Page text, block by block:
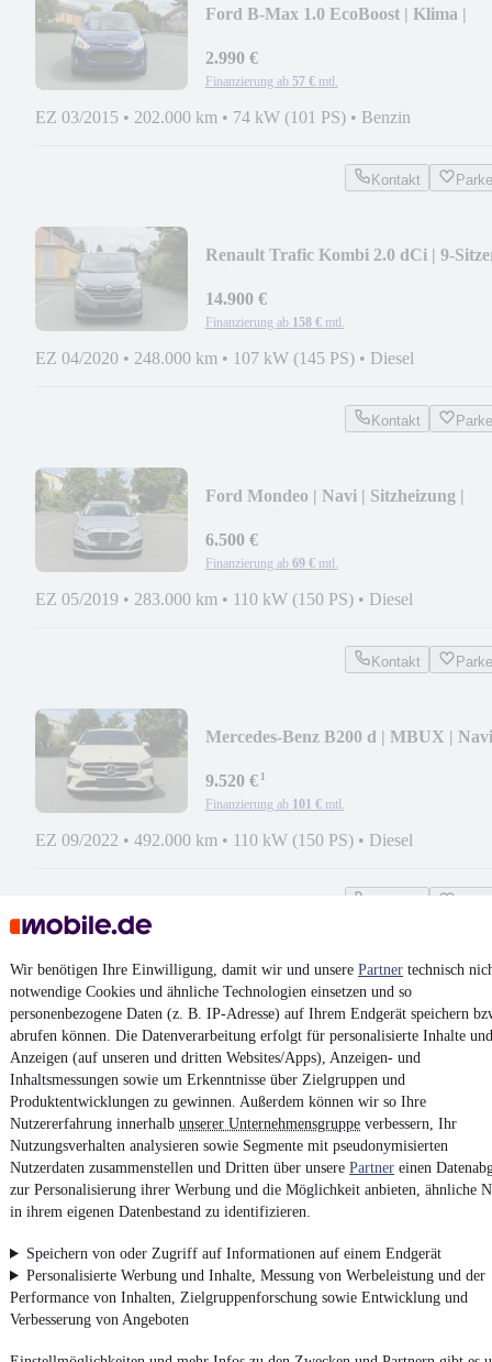
Wir benötigen Ihre Einwilligung, damit wir und unsere Partner technisch
notwendige Cookies und ähnliche Technologien einsetzen und so
personenbezogene Daten (z. B. IP-Adresse) auf Ihrem Endgerät speichern
abrufen können. Die Datenverarbeitung erfolgt für personalisierte Inhalte und
Anzeigen (auf unseren und dritten Websites/Apps), Anzeigen- und
Inhaltsmessungen sowie um Erkenntnisse über Zielgruppen und
Produktentwicklungen zu gewinnen. Außerdem können wir so Ihre
Nutzererfahrung innerhalb unserer Unternehmensgruppe verbessern, Ihr
Nutzungsverhalten analysieren sowie Segmente mit pseudonymisierten
Nutzerdaten zusammenstellen und Dritten über unsere Partner einen
zur Personalisierung ihrer Werbung und die Möglichkeit anbieten, ähnliche
in ihrem eigenen Datenbestand zu identifizieren.
Speichern von oder Zugriff auf Informationen auf einem Endgerät
Personalisierte Werbung und Inhalte, Messung von Werbeleistung und der
Performance von Inhalten, Zielgruppenforschung sowie Entwicklung und
Verbesserung von Angeboten
Ford B-Max 1.0 EcoBoost | Klima |
2.990 €
Finanzierung ab 57 € mtl.
EZ 03/2015 • 202.000 km • 74 kW (101 PS) • Benzin
Kontakt
Renault Trafic Kombi 2.0 dCi | 9-
14.900 €
Finanzierung ab 158 € mtl.
EZ 04/2020 • 248.000 km • 107 kW (145 PS) • Diesel
Kontakt
Ford Mondeo | Navi | Sitzheizung |
6.500 €
Finanzierung ab 69 € mtl.
EZ 05/2019 • 283.000 km • 110 kW (150 PS) • Diesel
Kontakt
Mercedes-Benz B200 d | MBUX |
9.520 €¹
Finanzierung ab 101 € mtl.
EZ 09/2022 • 492.000 km • 110 kW (150 PS) • Diesel
MwSt. ausweisbar
4.6 Sterne
Nutze mobile.de schnell und einfach
App installieren
Impressum
AGB
Datenschutz
Datenschutzeinstellungen